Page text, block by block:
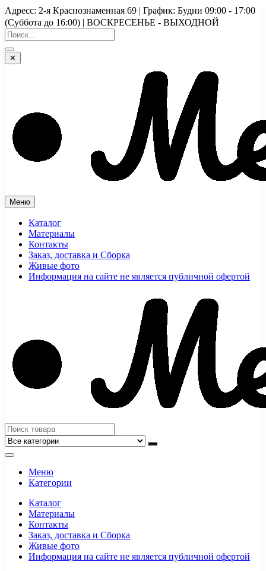
Перейти
к
содержимому
Адресс: 2-я Краснознаменная 69 | График: Будни 09:00 - 17:00
(Суббота до 16:00) | ВОСКРЕСЕНЬЕ - ВЫХОДНОЙ
✕
Меню
Каталог
Материалы
Контакты
Заказ, доставка и Сборка
Живые фото
Информация на сайте не является публичной офертой
Меню
Категории
Каталог
Материалы
Контакты
Заказ, доставка и Сборка
Живые фото
Информация на сайте не является публичной офертой